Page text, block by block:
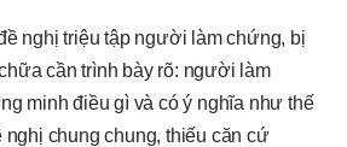
nghị triệu tập người làm chứng, bị
cần trình bày rõ: người làm
minh điều gì và có ý nghĩa như thế
chung chung, thiếu căn cứ